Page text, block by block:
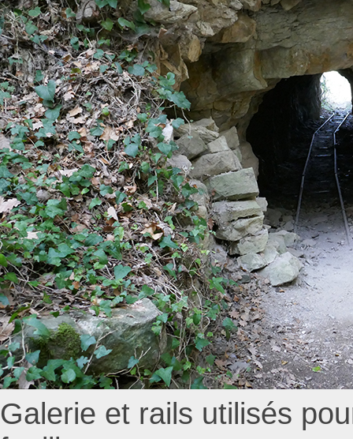
Galerie et rails utilisés